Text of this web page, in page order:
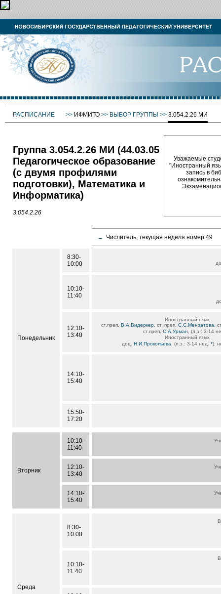
РАСПИСАНИЕ >> ИФМИТО >> ВЫБОР ГРУППЫ >> 3.054.2.26 МИ
Группа 3.054.2.26 МИ (44.03.05
Педагогическое образование
(с двумя профилями
подготовки), Математика и
Информатика)
3.054.2.26
Уважаемые
"Иностранный
запись в
← Числитель, текущая неделя номер 49
Понедельник
8:30-
10:00
10:10-
11:40
12:10-
13:40
Иностранный язык,
ст.преп. В.А.Видеркер , ст. преп. С.С.Мензатова ,
ст.преп.С.А.Урман
, (л.з.: 3-14
Иностранный язык,
доц.Н.И.Прокопьева , (л.з.: 3-14 нед.*),
14:10-
15:40
15:50-
17:20
Вторник
10:10-
11:40
12:10-
13:40
14:10-
15:40
Среда
8:30-
10:00
10:10-
11:40